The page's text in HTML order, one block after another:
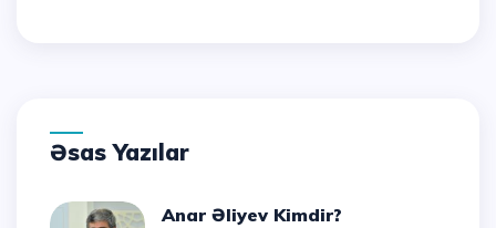
Əsas Yazılar
Anar Əliyev Kimdir?